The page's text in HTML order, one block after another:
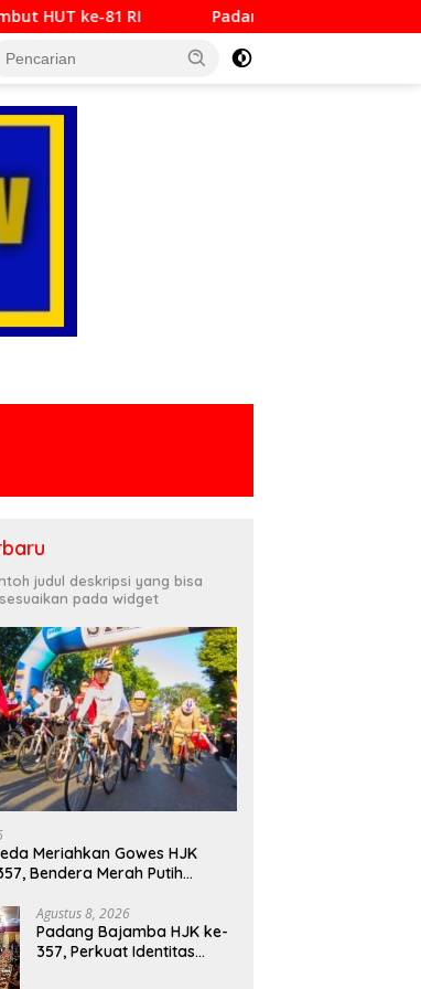
Padang Bajamba HJK ke-357, Perkuat Identitas
judul deskripsi yang bisa
pada widget
Meriahkan Gowes HJK
Bendera Merah Putih
Agustus 8, 2026
Padang Bajamba HJK ke-
357, Perkuat Identitas